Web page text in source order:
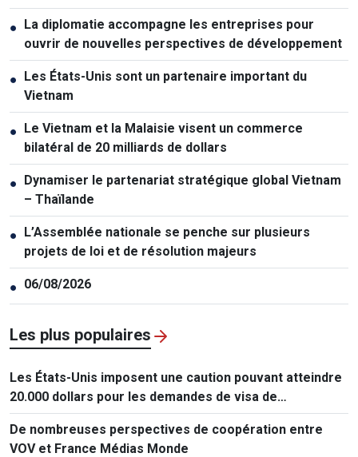
● La diplomatie accompagne les entreprises pour
ouvrir de nouvelles perspectives de développement
● Les États-Unis sont un partenaire important du
Vietnam
● Le Vietnam et la Malaisie visent un commerce
bilatéral de 20 milliards de dollars
● Dynamiser le partenariat stratégique global Vietnam
– Thaïlande
● L’Assemblée nationale se penche sur plusieurs
projets de loi et de résolution majeurs
● 06/08/2026
Les plus populaires
Les États-Unis imposent une caution pouvant atteindre
20.000 dollars pour les demandes de visa de
ressortissants de 50 pays
De nombreuses perspectives de coopération entre
VOV et France Médias Monde